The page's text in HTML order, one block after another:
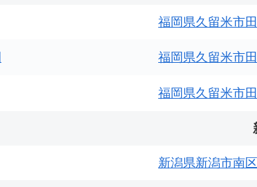
福岡県久留米市田
福岡県久留米市
福岡県久留米市
新潟県新潟市南